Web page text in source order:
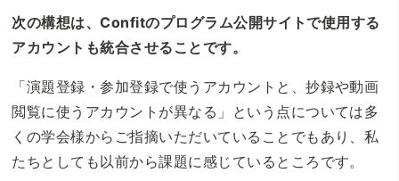
次の構想は、Confitのプログラム公開サイトで使用する
アカウントも統合させることです。
「演題登録・参加登録で使うアカウントと、抄録や動画
閲覧に使うアカウントが異なる」という点については多
くの学会様からご指摘いただいていることでもあり、私
たちとしても以前から課題に感じているところです。